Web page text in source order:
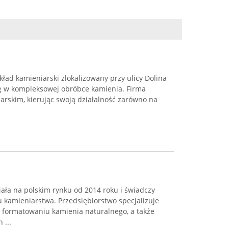
kamieniarski zlokalizowany przy ulicy Dolina
kompleksowej obróbce kamienia. Firma
kierując swoją działalność zarówno na
na polskim rynku od 2014 roku i świadczy
kamieniarstwa. Przedsiębiorstwo specjalizuje
kamienia naturalnego, a także
...